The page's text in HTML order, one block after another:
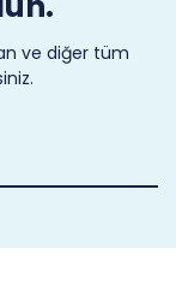
ve diğer tüm